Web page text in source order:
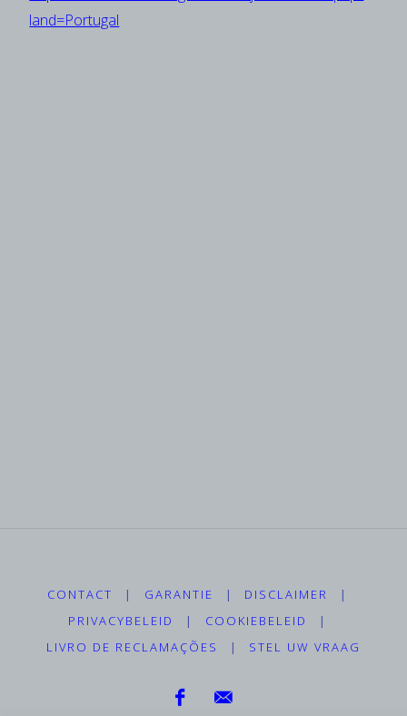
land=Portugal
CONTACT | GARANTIE | DISCLAIMER
|
PRIVACYBELEID
| COOKIEBELEID
|
LIVRO DE RECLAMAÇÕES
| STEL UW VRAAG